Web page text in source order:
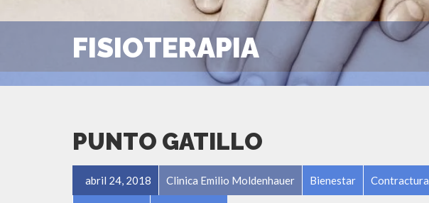
FISIOTERAPIA
PUNTO GATILLO
abril 24, 2018 Clinica Emilio Moldenhauer Bienestar Contractura